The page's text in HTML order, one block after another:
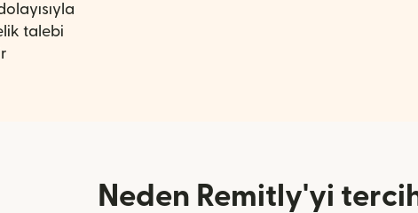
talebi
Neden Remitly'yi